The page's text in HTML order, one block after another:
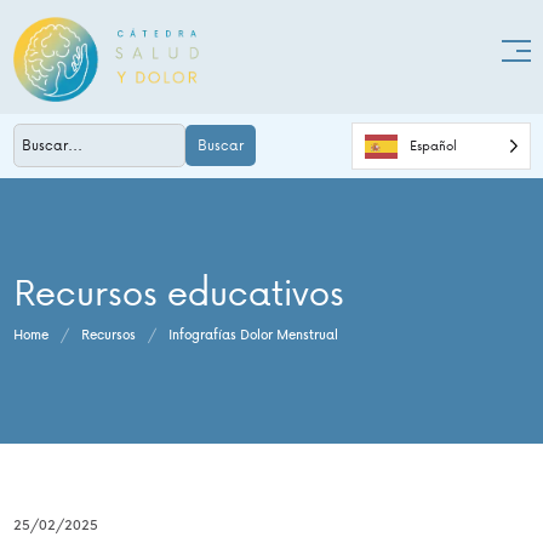
Buscar Español
Recursos educativos
Home / Recursos / Infografías Dolor Menstrual
25/02/2025